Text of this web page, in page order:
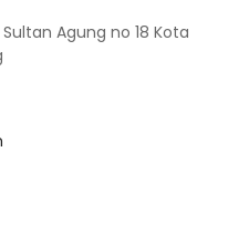
Agung no 18 Kota